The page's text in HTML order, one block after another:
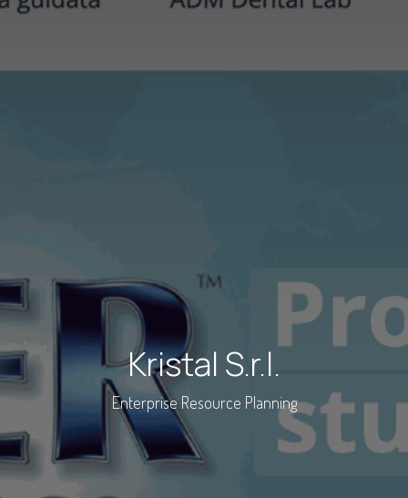
Kristal S.r.l.
Enterprise Resource Planning